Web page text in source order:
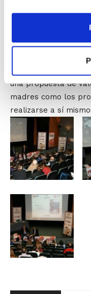
necesarias y que
Y como colofón a la
a todos los
una propuesta de
madres como los
realizarse a sí